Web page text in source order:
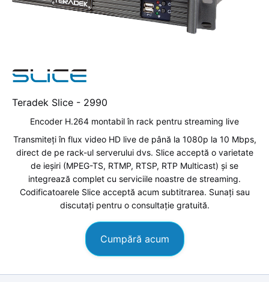
Teradek Slice - 2990
Encoder H.264 montabil în rack pentru streaming live
Transmiteți în flux video HD live de până la 1080p la 10 Mbps,
direct de pe rack-ul serverului dvs. Slice acceptă o varietate
de ieșiri (MPEG-TS, RTMP, RTSP, RTP Multicast) și se
integrează complet cu serviciile noastre de streaming.
Codificatoarele Slice acceptă acum subtitrarea. Sunați sau
discutați pentru o consultație gratuită.
Cumpără acum